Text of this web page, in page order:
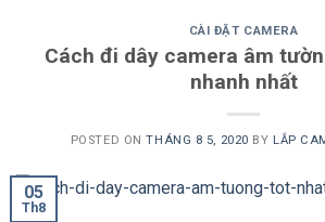
CÀI ĐẶT CAMERA
Cách đi dây camera âm
nhanh nhất
POSTED ONTHÁNG 8 5, 2020 BY LẮP
05
Th8